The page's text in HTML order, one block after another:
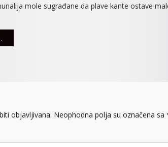
mole sugrađane da plave kante ostave
objavljivana. Neophodna polja su označena sa